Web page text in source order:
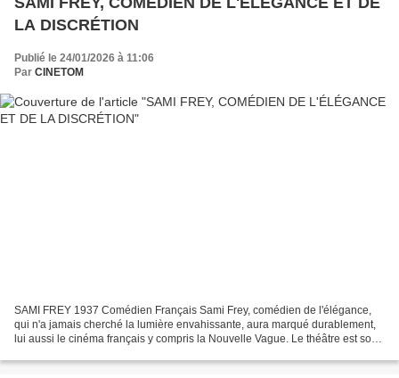
LA DISCRÉTION
Publié le 24/01/2026 à 11:06
Par CINETOM
SAMI FREY 1937 Comédien Français Sami Frey, comédien de l'élégance,
qui n'a jamais cherché la lumière envahissante, aura marqué durablement,
lui aussi le cinéma français y compris la Nouvelle Vague. Le théâtre est son